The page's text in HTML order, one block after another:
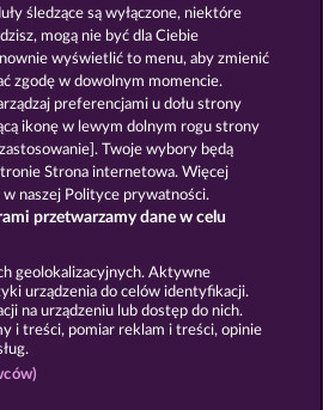
Polityka prywatności
Firma FAQ Facebook
o wypłatę
śledzące są wyłączone, niektóre
mogą nie być dla Ciebie
wyświetlić to menu, aby zmienić
zgodę w dowolnym momencie.
preferencjami u dołu strony
ikonę w lewym dolnym rogu strony
Twoje wybory będą
Strona internetowa. Więcej
naszej Polityce prywatności.
przetwarzamy dane w celu
geolokalizacyjnych. Aktywne
urządzenia do celów identyfikacji.
na urządzeniu lub dostęp do nich.
i treści, pomiar reklam i treści, opinie